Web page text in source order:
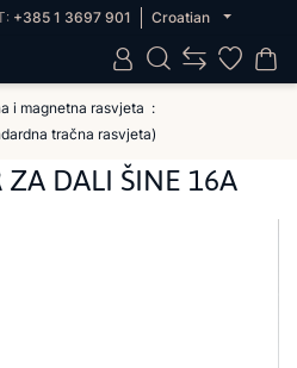
+385 1 3697 901 Croatian
i magnetna rasvjeta
tračna rasvjeta)
DALI ŠINE 16A